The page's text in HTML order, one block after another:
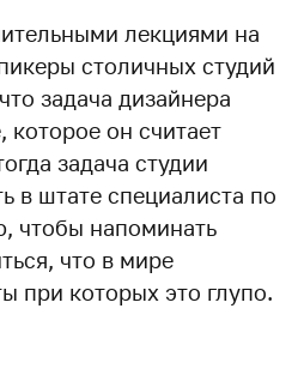
лекциями на
столичных студий
задача дизайнера
которое он считает
задача студии
в штате специалиста по
чтобы напоминать
что в мире
при которых это глупо.